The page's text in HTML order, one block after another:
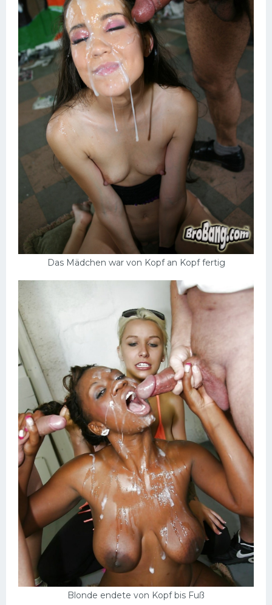
Das Mädchen war von Kopf an Kopf fertig
Blonde endete von Kopf bis Fuß